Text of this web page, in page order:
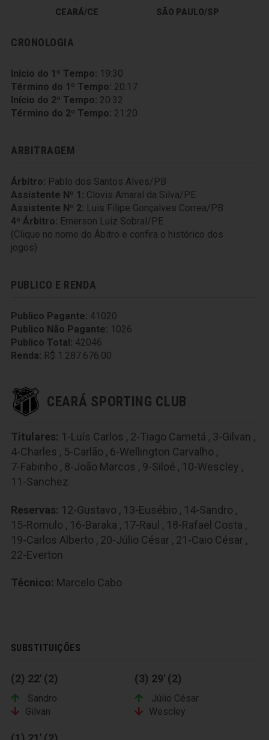
CEARÁ/CE SÃO PAULO/SP
CRONOLOGIA
Início do 1º Tempo: 19:30
Término do 1º Tempo: 20:17
Início do 2º Tempo: 20:32
Término do 2º Tempo: 21:20
ARBITRAGEM
Árbitro: Pablo dos Santos Alves/PB
Assistente Nº 1: Clovis Amaral da Silva/PE
Assistente Nº 2: Luis Filipe Gonçalves Correa/PB
4º Árbitro: Emerson Luiz Sobral/PE
(Clique no nome do Ábitro e confira o histórico dos
jogos)
PUBLICO E RENDA
Publico Pagante: 41020
Publico Não Pagante: 1026
Publico Total: 42046
Renda: R$ 1.287.676.00
CEARÁ SPORTING CLUB
Titulares: 1-Luís Carlos , 2-Tiago Cametá , 3-Gilvan ,
4-Charles , 5-Carlão , 6-Wellington Carvalho ,
7-Fabinho , 8-João Marcos , 9-Siloé , 10-Wescley ,
11-Sanchez
Reservas: 12-Gustavo , 13-Eusébio , 14-Sandro ,
15-Romulo , 16-Baraka , 17-Raul , 18-Rafael Costa ,
19-Carlos Alberto , 20-Júlio César , 21-Caio César ,
22-Everton
Técnico: Marcelo Cabo
SUBSTITUIÇÕES
(2) 22' (2)
Sandro
Gilvan
(3) 29' (2)
Júlio César
Wescley